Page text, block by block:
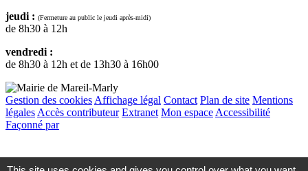
jeudi : (Fermeture au public le jeudi après-midi)
de 8h30 à 12h
vendredi :
de 8h30 à 12h et de 13h30 à 16h00
Gestion des cookies Affichage légal Contact Plan de site Mentions
légales Accès contributeur Extranet Mon espace Accessibilité
Façonné par
haut